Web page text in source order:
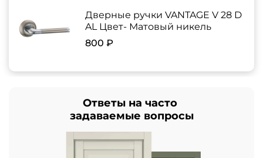
Дверные ручки VANTAGE V 28 D
AL Цвет- Матовый никель
800 ₽
Ответы на часто
задаваемые вопросы